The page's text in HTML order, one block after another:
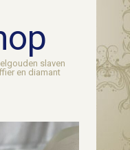
slaven
en diamant